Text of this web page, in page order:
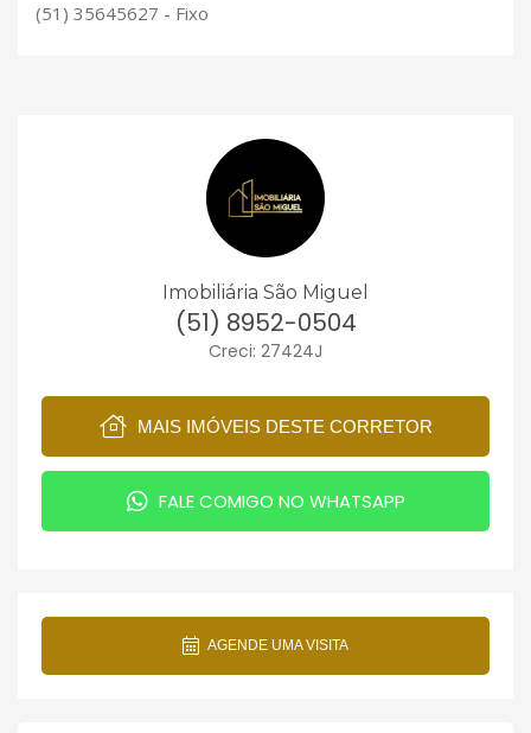
(51) 35645627 - Fixo
Imobiliária São Miguel
(51) 8952-0504
Creci: 27424J
MAIS IMÓVEIS DESTE CORRETOR
FALE COMIGO NO WHATSAPP
AGENDE UMA VISITA